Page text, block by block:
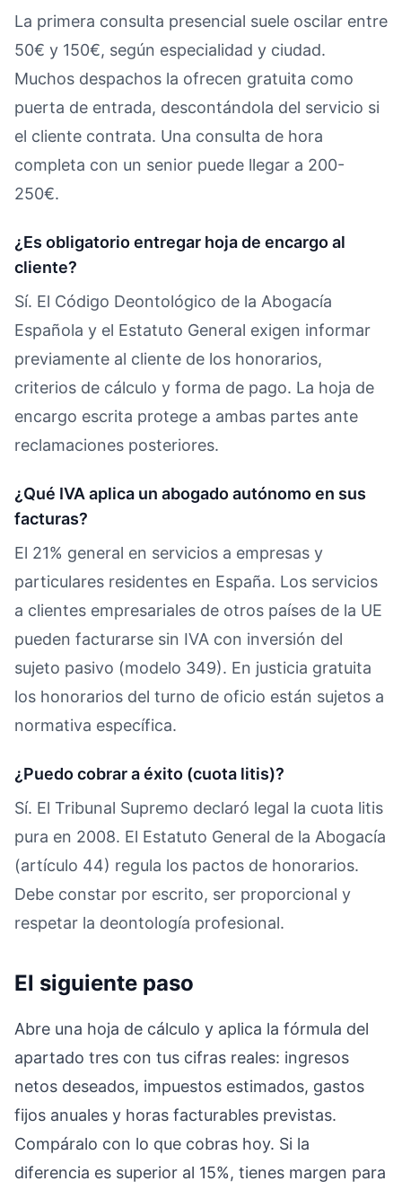
La primera consulta presencial suele oscilar entre
50€ y 150€, según especialidad y ciudad.
Muchos despachos la ofrecen gratuita como
puerta de entrada, descontándola del servicio si
el cliente contrata. Una consulta de hora
completa con un senior puede llegar a 200-
250€.
¿Es obligatorio entregar hoja de encargo al
cliente?
Sí. El Código Deontológico de la Abogacía
Española y el Estatuto General exigen informar
previamente al cliente de los honorarios,
criterios de cálculo y forma de pago. La hoja de
encargo escrita protege a ambas partes ante
reclamaciones posteriores.
¿Qué IVA aplica un abogado autónomo en sus
facturas?
El 21% general en servicios a empresas y
particulares residentes en España. Los servicios
a clientes empresariales de otros países de la UE
pueden facturarse sin IVA con inversión del
sujeto pasivo (modelo 349). En justicia gratuita
los honorarios del turno de oficio están sujetos a
normativa específica.
¿Puedo cobrar a éxito (cuota litis)?
Sí. El Tribunal Supremo declaró legal la cuota litis
pura en 2008. El Estatuto General de la Abogacía
(artículo 44) regula los pactos de honorarios.
Debe constar por escrito, ser proporcional y
respetar la deontología profesional.
El siguiente paso
Abre una hoja de cálculo y aplica la fórmula del
apartado tres con tus cifras reales: ingresos
netos deseados, impuestos estimados, gastos
fijos anuales y horas facturables previstas.
Compáralo con lo que cobras hoy. Si la
diferencia es superior al 15%, tienes margen para